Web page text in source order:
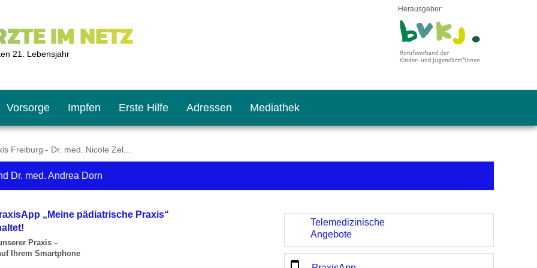
IM NETZ
21. Lebensjahr
Herausgeber:
Vorsorge Impfen Erste Hilfe Adressen Mediathek
Freiburg - Dr. med. Nicole Zel...
Dr. med. Andrea Dorn
„Meine pädiatrische Praxis“
Praxis –
Ihrem Smartphone
Telemedizinische
Angebote